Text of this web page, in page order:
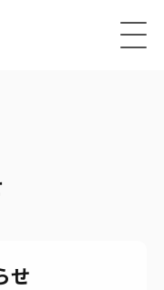
せ